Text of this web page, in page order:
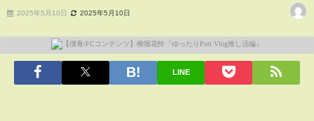
2025年5月10日 2025年5月10日
LINE